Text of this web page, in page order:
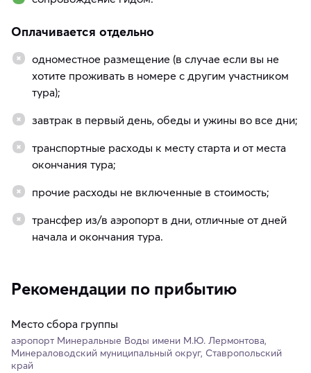
Оплачивается отдельно
одноместное размещение (в случае если вы не
хотите проживать в номере с другим участником
тура);
завтрак в первый день, обеды и ужины во все дни;
транспортные расходы к месту старта и от места
окончания тура;
прочие расходы не включенные в стоимость;
трансфер из/в аэропорт в дни, отличные от дней
начала и окончания тура.
Рекомендации по прибытию
Место сбора группы
аэропорт Минеральные Воды имени М.Ю. Лермонтова,
Минераловодский муниципальный округ, Ставропольский
край